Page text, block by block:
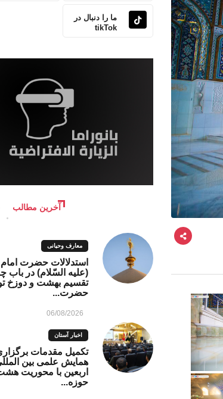
ما را دنبال در
tikTok
آخرین مطالب
معارف وحیانی
استدلالات حضرت
(علیه السّلام) در باب
تقسیم بهشت و دوزخ
حضرت...
06/08/2026
اخبار آستان
تکمیل مقدمات
همایش علمی بین
اربعین با محوریت
حوزه...